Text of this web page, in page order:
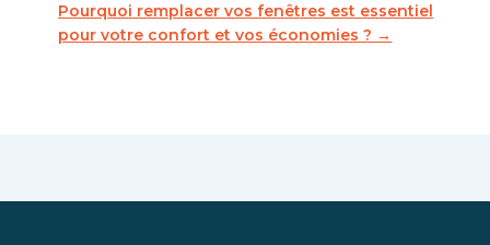
Pourquoi remplacer vos fenêtres est essentiel
pour votre confort et vos économies ? →